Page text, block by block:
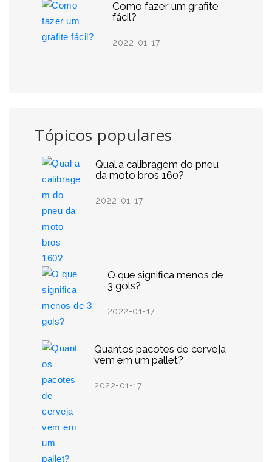
Como fazer um grafite
fácil?
2022-01-17
Tópicos populares
Qual a calibragem do pneu
da moto bros 160?
2022-01-17
O que significa menos de
3 gols?
2022-01-17
Quantos pacotes de cerveja
vem em um pallet?
2022-01-17